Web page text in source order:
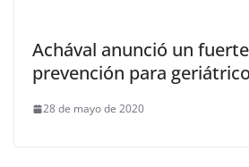
Achával anunció un
prevención para
28 de mayo de 2020